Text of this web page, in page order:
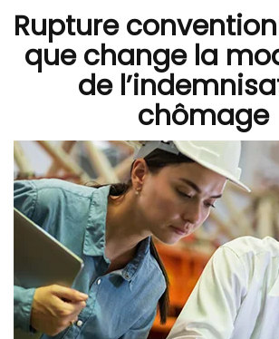
Rupture
que change la
de
chômage